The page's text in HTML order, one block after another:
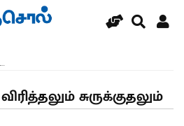
சுருக்குதலும்